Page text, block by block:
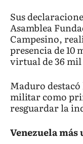
Sus
Asamblea
Campesino,
presencia de 10
virtual de 36 mil
Maduro
militar como
resguardar la
Venezuela